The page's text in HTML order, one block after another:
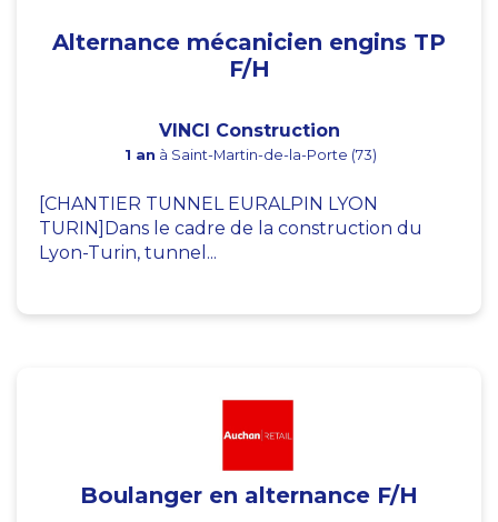
Alternance mécanicien engins TP
F/H
VINCI Construction
1 an à Saint-Martin-de-la-Porte (73)
[CHANTIER TUNNEL EURALPIN LYON
TURIN]Dans le cadre de la construction du
Lyon-Turin, tunnel...
Boulanger en alternance F/H